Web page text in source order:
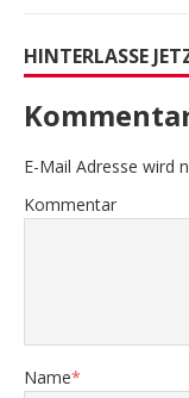
HINTERLASSE
E-Mail Adresse wird
Kommentar
Name*